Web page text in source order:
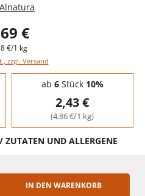
Alnatura
€
€/1 kg
zzgl. Versand
ab 6Stück 10%
2,43 €
(4,86 €/1 kg)
ZUTATEN UND ALLERGENE
IN DEN WARENKORB